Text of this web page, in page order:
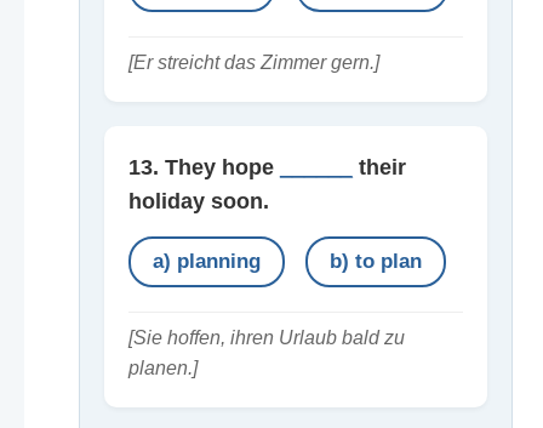
[Er streicht das Zimmer gern.]
13. They hope
their
holiday soon.
a) planning b) to plan
[Sie hoffen, ihren Urlaub bald zu
planen.]